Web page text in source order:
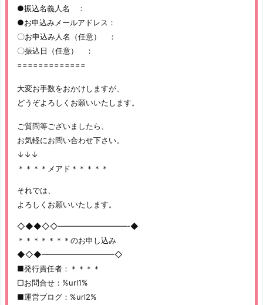
●振込名義人名 ：
●お申込みメールアドレス：
〇お申込み人名（任意） ：
〇振込日（任意） ：
=============
大変お手数をおかけしますが、
どうぞよろしくお願いいたします。
ご質問等ございましたら、
お気軽にお問い合わせ下さい。
↓↓↓
＊＊＊＊メアド＊＊＊＊＊
それでは、
よろしくお願いいたします。
◇◆◆◇◇—————————-◆
＊＊＊＊＊＊＊のお申し込み
◆◇◆—————————–◇
■発行責任者：＊＊＊＊
□お問合せ：%url1%
■運営ブログ：%url2%